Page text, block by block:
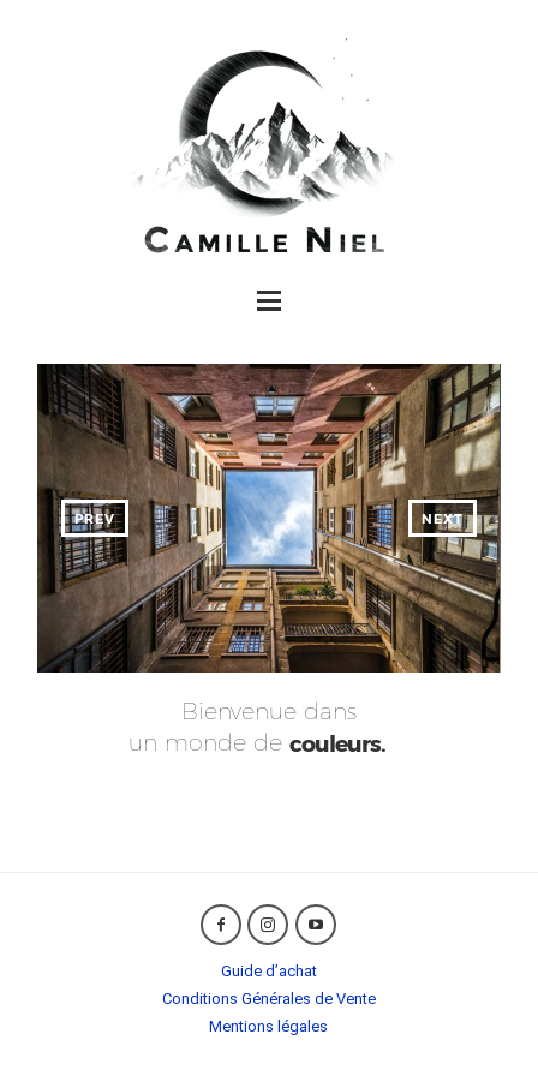
PREV NEXT
Bienvenue dans
un monde de couleurs.
Guide d’achat
Conditions Générales de Vente
Mentions légales